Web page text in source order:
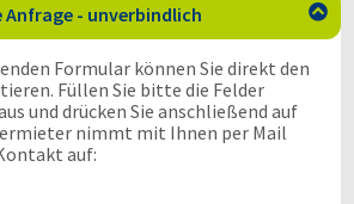
Anfrage - unverbindlich 
Formular können Sie direkt den
Füllen Sie bitte die Felder
und drücken Sie anschließend auf
nimmt mit Ihnen per Mail
auf: